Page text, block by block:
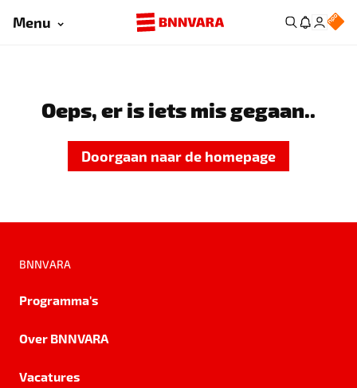
Menu
Oeps, er is iets mis gegaan..
Doorgaan naar de homepage
BNNVARA
Programma's
Over BNNVARA
Vacatures